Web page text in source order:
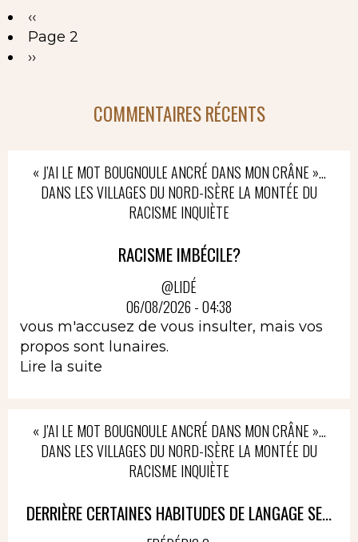
Pagination
Page
précédente
‹‹
Page 2
Page
››
COMMENTAIRES RÉCENTS
« J’AI LE MOT BOUGNOULE ANCRÉ DANS MON CRÂNE »…
DANS LES VILLAGES DU NORD-ISÈRE LA MONTÉE DU
RACISME INQUIÈTE
RACISME IMBÉCILE?
@LIDÉ
06/08/2026 - 04:38
vous m'accusez de vous insulter, mais vos
propos sont lunaires.
Lire la suite
« J’AI LE MOT BOUGNOULE ANCRÉ DANS MON CRÂNE »…
DANS LES VILLAGES DU NORD-ISÈRE LA MONTÉE DU
RACISME INQUIÈTE
DERRIÈRE CERTAINES HABITUDES DE LANGAGE SE...